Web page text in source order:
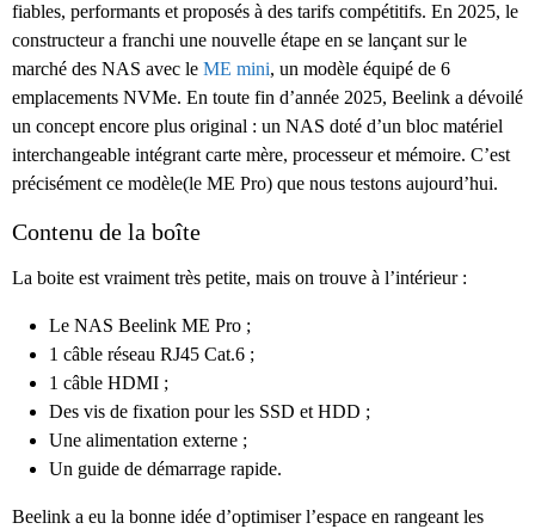
fiables, performants et proposés à des tarifs compétitifs. En 2025, le
constructeur a franchi une nouvelle étape en se lançant sur le
marché des NAS avec le ME mini, un modèle équipé de 6
emplacements NVMe. En toute fin d’année 2025, Beelink a dévoilé
un concept encore plus original : un NAS doté d’un bloc matériel
interchangeable intégrant carte mère, processeur et mémoire. C’est
précisément ce modèle(le ME Pro) que nous testons aujourd’hui.
Contenu de la boîte
La boite est vraiment très petite, mais on trouve à l’intérieur :
Le NAS Beelink ME Pro ;
1 câble réseau RJ45 Cat.6 ;
1 câble HDMI ;
Des vis de fixation pour les SSD et HDD ;
Une alimentation externe ;
Un guide de démarrage rapide.
Beelink a eu la bonne idée d’optimiser l’espace en rangeant les